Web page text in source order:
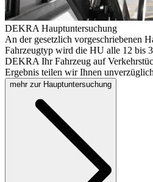
DEKRA Hauptuntersuchung
An der gesetzlich vorgeschriebenen
Fahrzeugtyp wird die HU alle 12 bis
DEKRA Ihr Fahrzeug auf
Ergebnis teilen wir Ihnen
mehr zur Hauptuntersuchung